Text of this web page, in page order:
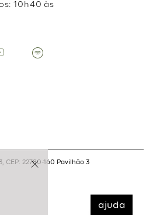
ajuda
10h40 às
CEP: 22780-160 Pavilhão 3